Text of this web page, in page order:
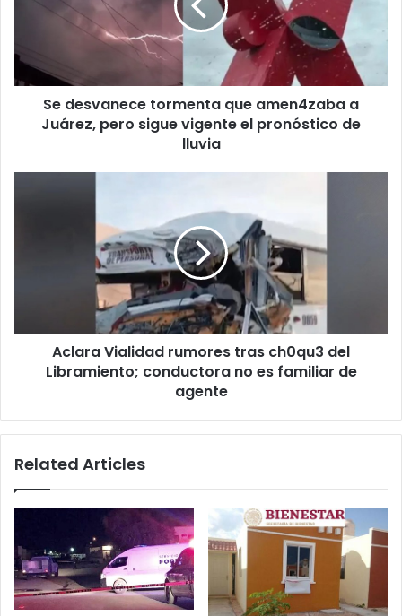
amen4zaba
pero
sigue
vigenteSe desvanece tormenta que amen4zaba a
Juárez, pero sigue vigente el pronóstico de
lluvia
no
familiar
Aclara Vialidad rumores tras ch0qu3 del
Libramiento; conductora no es familiar de
agente
Related Articles